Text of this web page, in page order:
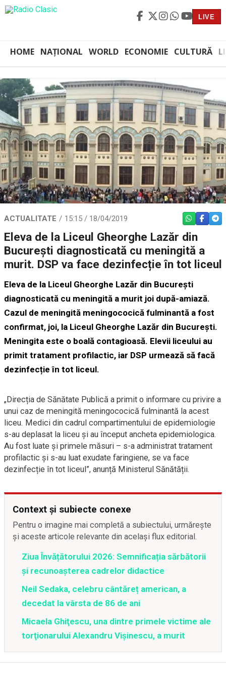
LIVE
HOME NAȚIONAL WORLD ECONOMIE CULTURĂ
ACTUALITATE 15:15 / 18/04/2019 WHATSAPP
Eleva de la Liceul Gheorghe Lazăr din
București diagnosticată cu meningită a
murit. DSP va face dezinfecție în tot liceul
Eleva de la Liceul Gheorghe Lazăr din București
diagnosticată cu meningită a murit joi după-amiază.
Cazul de meningită meningococică fulminantă a fost
confirmat, joi, la Liceul Gheorghe Lazăr din București.
Meningita este o boală contagioasă. Elevii liceului au
primit tratament profilactic, iar DSP urmează să facă
dezinfecție în tot liceul.
„Direcția de Sănătate Publică a primit o informare cu privire a
unui caz de meningită meningococică fulminantă la acest
liceu. Medici din cadrul compartimentului de epidemiologie
s-au deplasat la liceu și au început ancheta epidemiologica.
Au fost luate și primele măsuri – s-a administrat tratament
profilactic și s-au luat exudate faringiene, se va face
dezinfecție în tot liceul”, anunță Ministerul Sănătății.
Context și subiecte conexe
Pentru o imagine mai completă a subiectului, urmărește
și aceste articole relevante din același flux editorial.
Ziua Învățătorului 2026: Semnificația sărbătorii
și recunoașterea cadrelor didactice
Neil Sedaka, celebru cântăreț american, a
decedat la vârsta de 86 de ani
Micaela Ghiţescu, una dintre primele victime ale
torţionarului Alexandru Vişinescu, a murit